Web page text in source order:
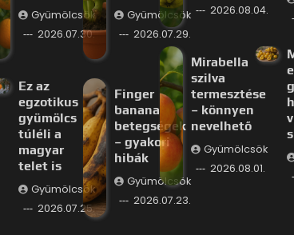
Gyümölcsök
2026.07.30.
Gyümölcsök
2026.07.29.
Ez az
egzotikus
gyümölcs
túléli a
magyar
telet is
Gyümölcsök
2026.07.25.
Finger
banana
betegségek
– gyakori
hibák
Gyümölcsök
2026.07.23.
2026.08.04.
Mirabella
szilva
termesztése
– könnyen
nevelhető
Gyümölcsök
2026.08.01.
s